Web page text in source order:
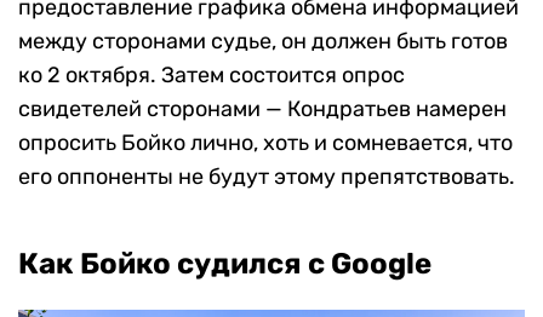
предоставление графика обмена информацией
между сторонами судье, он должен быть готов
ко 2 октября. Затем состоится опрос
свидетелей сторонами — Кондратьев намерен
опросить Бойко лично, хоть и сомневается, что
его оппоненты не будут этому препятствовать.
Как Бойко судился с Google